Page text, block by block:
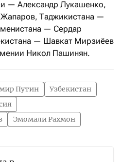
— Александр Лукашенко,
Таджикистана —
— Сердар
— Шавкат Мирзиёев
Никол Пашинян.
Путин
Узбекистан
Эмомали Рахмон